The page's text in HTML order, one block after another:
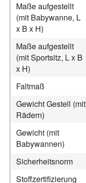
Maße aufgestellt
(mit Babywanne, L
x B x H)
Maße aufgestellt
(mit Sportsitz, L x B
x H)
Faltmaß
Gewicht Gestell (mit
Rädern)
Gewicht (mit
Babywannen)
Sicherheitsnorm
Stoffzertifizierung